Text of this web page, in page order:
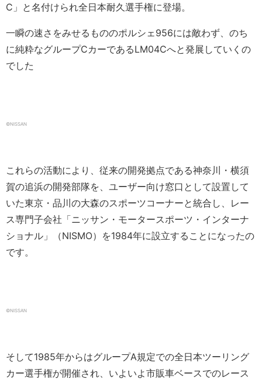
C」と名付けられ全日本耐久選手権に登場。
一瞬の速さをみせるもののポルシェ956には敵わず、のち
に純粋なグループCカーであるLM04Cへと発展していくの
でした
©NISSAN
これらの活動により、従来の開発拠点である神奈川・横須
賀の追浜の開発部隊を、ユーザー向け窓口として設置して
いた東京・品川の大森のスポーツコーナーと統合し、レー
ス専門子会社「ニッサン・モータースポーツ・インターナ
ショナル」（NISMO）を1984年に設立することになったの
です。
©NISSAN
そして1985年からはグループA規定での全日本ツーリング
カー選手権が開催され、いよいよ市販車ベースでのレース